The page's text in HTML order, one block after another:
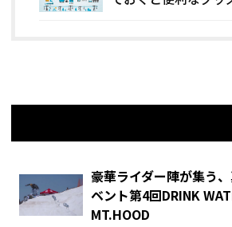
豪華ライダー陣が集う
ベント第4回DRINK
MT.HOOD